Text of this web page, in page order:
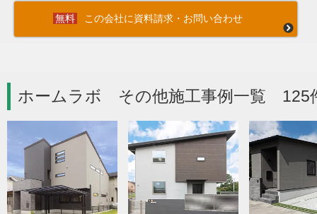
この会社に資料請求・お問い合わせ
ホームラボ その他施工事例一覧 125